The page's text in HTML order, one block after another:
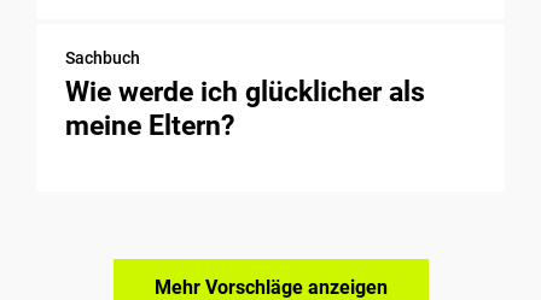
Sachbuch
Wie werde ich glücklicher als
meine Eltern?
Mehr Vorschläge anzeigen